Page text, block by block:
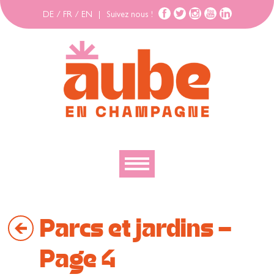
DE / FR / EN Suivez nous !
Explorer
Bouger
Se loger
Parcs et jardins -
Page 4